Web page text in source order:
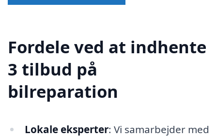
Fordele ved at indhente
3 tilbud på
bilreparation
Lokale eksperter: Vi samarbejder med